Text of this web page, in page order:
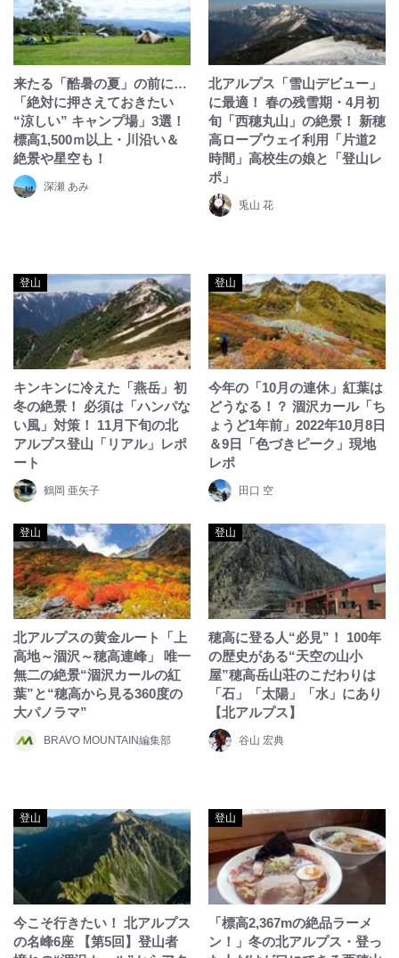
来たる「酷暑の夏」の前に…
「絶対に押さえておきたい
“涼しい” キャンプ場」3選！
標高1,500ｍ以上・川沿い＆
絶景や星空も！
深瀬 あみ
北アルプス「雪山デビュー」
に最適！ 春の残雪期・4月初
旬「西穂丸山」の絶景！ 新穂
高ロープウェイ利用「片道2
時間」高校生の娘と「登山レ
ポ」
兎山 花
登山
キンキンに冷えた「燕岳」初
冬の絶景！ 必須は「ハンパな
い風」対策！ 11月下旬の北
アルプス登山「リアル」レポ
ート
鶴岡 亜矢子
登山
今年の「10月の連休」紅葉は
どうなる！？ 涸沢カール「ち
ょうど1年前」2022年10月8日
＆9日「色づきピーク」現地
レポ
田口 空
登山
北アルプスの黄金ルート「上
高地～涸沢～穂高連峰」 唯一
無二の絶景“涸沢カールの紅
葉”と“穂高から見る360度の
大パノラマ”
BRAVO MOUNTAIN編集部
登山
穂高に登る人“必見”！ 100年
の歴史がある“天空の山小
屋”穂高岳山荘のこだわりは
「石」「太陽」「水」にあり
【北アルプス】
谷山 宏典
登山
今こそ行きたい！ 北アルプス
の名峰6座 【第5回】登山者
登山
「標高2,367mの絶品ラーメ
ン！」冬の北アルプス・登っ